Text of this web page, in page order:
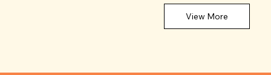
View More